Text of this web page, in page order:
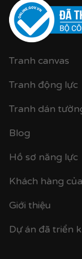
Cận cảnh
Tranh canvas
Tranh động lực
Tranh dán
Blog
Hồ sơ năng lực
Khách hàng
Giới thiệu
Dự án đã triển